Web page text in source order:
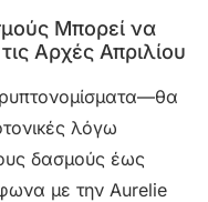
Μπορεί να
Αρχές Απριλίου
λόγω
δασμούς έως
με την Aurelie